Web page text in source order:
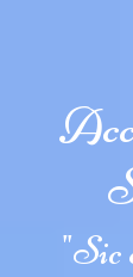
"Sic